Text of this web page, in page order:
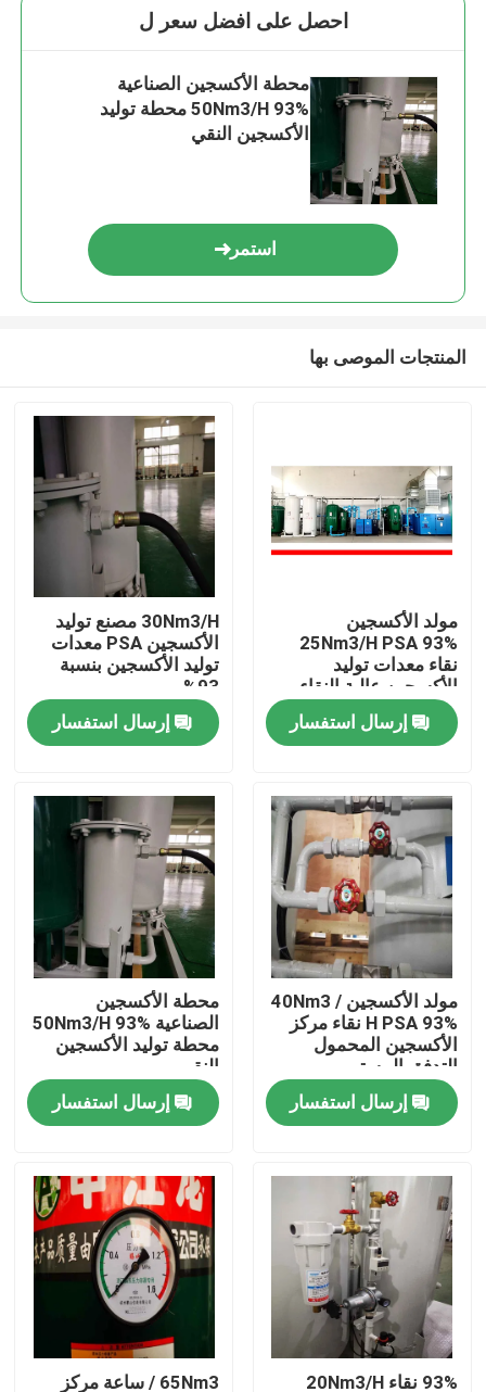
المنتجات
أشرطة فيديو
حول بنا
جولة في المعمل
ضبط الجودة
اتصل بنا
طلب اقتباس
مولد غازات PSA
مولد الأوكسجين PSA
احصل على افضل سعر ل
محطة الأكسجين الصناعية
50Nm3/H 93% محطة توليد
الأكسجين النقي
استمر
المنتجات الموصى بها
مولد الأكسجين
25Nm3/H PSA 93%
نقاء معدات توليد
الأكسجين عالية النقاء
إرسال استفسار
30Nm3/H مصنع توليد
الأكسجين PSA معدات
توليد الأكسجين بنسبة
93%
إرسال استفسار
مولد الأكسجين 40Nm3 /
H PSA 93% نقاء مركز
الأكسجين المحمول
التدفق المستمر
إرسال استفسار
محطة الأكسجين
الصناعية 50Nm3/H 93%
محطة توليد الأكسجين
النقي
إرسال استفسار
93% نقاء 20Nm3/H 65Nm3 / ساعة مركز